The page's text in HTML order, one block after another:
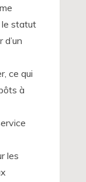
le statut
ce qui
à
les